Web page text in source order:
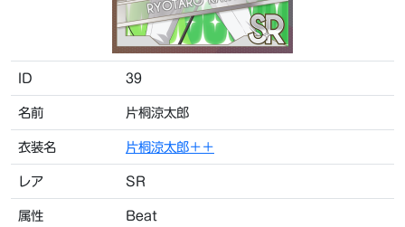
ID 39
名前 片桐涼太郎
衣装名 片桐涼太郎＋＋
レア SR
属性 Beat